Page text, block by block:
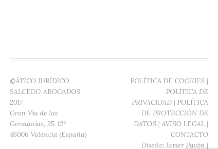
©ÁTICO JURÍDICO -
SALCEDO ABOGADOS
2017
Gran Vía de las
Germanías, 25. 12ª -
46006 Valencia (España)
POLÍTICA DE COOKIES |
POLÍTICA DE
PRIVACIDAD | POLÍTICA
DE PROTECCIÓN DE
DATOS | AVISO LEGAL |
CONTACTO
Diseño: Javier Pavón |